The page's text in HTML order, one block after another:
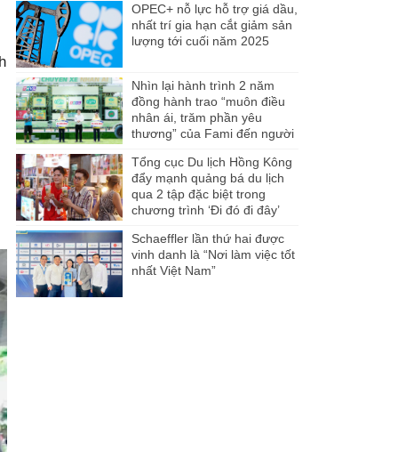
OPEC+ nỗ lực hỗ trợ giá dầu,
nhất trí gia hạn cắt giảm sản
lượng tới cuối năm 2025
Nhìn lại hành trình 2 năm
đồng hành trao “muôn điều
nhân ái, trăm phần yêu
thương” của Fami đến người
Tổng cục Du lịch Hồng Kông
đẩy mạnh quảng bá du lịch
qua 2 tập đặc biệt trong
chương trình ‘Đi đó đi đây’
Schaeffler lần thứ hai được
vinh danh là “Nơi làm việc tốt
nhất Việt Nam”